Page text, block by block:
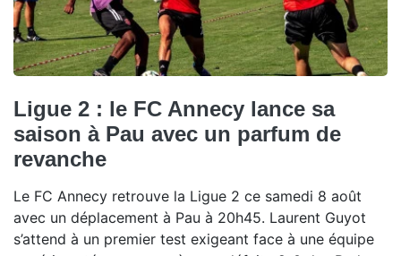
Ligue 2 : le FC Annecy lance sa
saison à Pau avec un parfum de
revanche
Le FC Annecy retrouve la Ligue 2 ce samedi 8 août
avec un déplacement à Pau à 20h45. Laurent Guyot
s’attend à un premier test exigeant face à une équipe